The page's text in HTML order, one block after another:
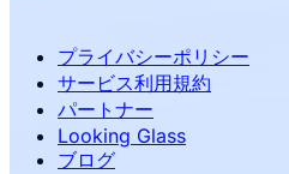
プライバシーポリシー
サービス利用規約
パートナー
Looking Glass
ブログ